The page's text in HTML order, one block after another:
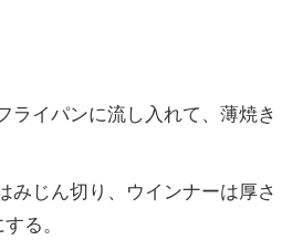
ライパンに流し入れて、薄焼き
みじん切り、ウインナーは厚さ
る。